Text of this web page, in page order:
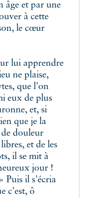
âge et par une
à cette
le cœur
lui apprendre
ne plaise,
que l'on
eux de plus
et, si
que je la
douleur
et de les
il se mit à
jour !
Puis il s'écria
c'est, ô